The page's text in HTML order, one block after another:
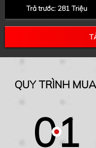
Trả trước: 281 Triệu
QUY TRÌNH